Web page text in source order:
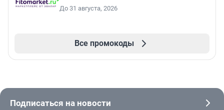
До 31 августа, 2026
Все промокоды
Подписаться на новости